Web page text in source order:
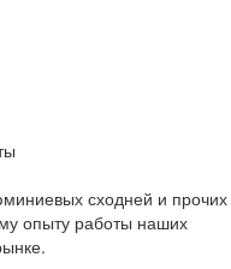
сходней и прочих
опыту работы наших